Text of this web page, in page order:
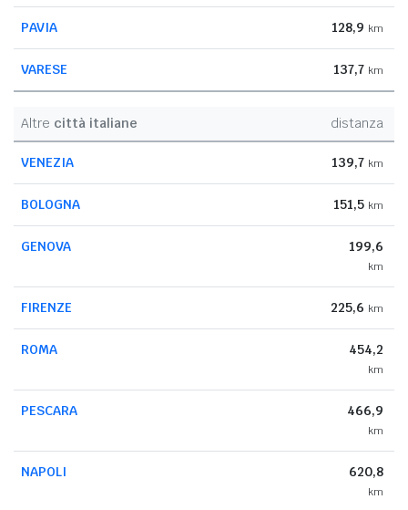
PAVIA 128,9 km
VARESE 137,7 km
Altre città italiane distanza
VENEZIA 139,7 km
BOLOGNA 151,5 km
GENOVA 199,6
km
FIRENZE 225,6 km
ROMA 454,2
km
PESCARA 466,9
km
NAPOLI 620,8
km